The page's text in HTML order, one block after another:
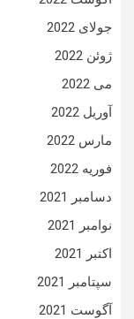
جولای 2022
ژوئن 2022
می 2022
آوریل 2022
مارس 2022
فوریه 2022
دسامبر 2021
نوامبر 2021
اکتبر 2021
سپتامبر 2021
آگوست 2021